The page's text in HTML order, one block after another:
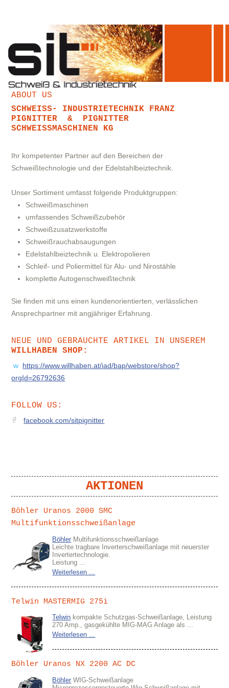
ABOUT US
SCHWEISS- INDUSTRIETECHNIK FRANZ P
IGNITTER & PIGNITTER S
CHWEISSMASCHINEN KG
Ihr kompetenter Partner auf den Bereichen der
Schweißtechnologie und der Edelstahlbeiztechnik.
Unser Sortiment umfasst folgende Produktgruppen:
Schweißmaschinen
umfassendes Schweißzubehör
Schweißzusatzwerkstoffe
Schweißrauchabsaugungen
Edelstahlbeiztechnik u. Elektropolieren
Schleif- und Poliermittel für Alu- und Nirostähle
komplette Autogenschweißtechnik
Sie finden mit uns einen kundenorientierten, verlässlichen
Ansprechpartner mit angjähriger Erfahrung.
NEUE UND GEBRAUCHTE ARTIKEL IN UNSEREM
WILLHABEN SHOP:
w
https://www.willhaben.at/iad/bap/webstore/shop?
orgId=26792636
FOLLOW US:
facebook.com/sitpignitter
AKTIONEN
Böhler Uranos 2000 SMC
Multifunktionsschweißanlage
Böhler Multifunktionsschweißanlage
Leichte tragbare Inverterschweißanlage mit neuerster
Invertertechnologie.
Leistung ...
Weiterlesen ...
Telwin MASTERMIG 275i
Telwin kompakte Schutzgas-Schweißanlage, Leistung
270 Amp., gasgekühlte MIG-MAG Anlage als ...
Weiterlesen ...
Böhler Uranos NX 2200 AC DC
Böhler WIG-Schweißanlage